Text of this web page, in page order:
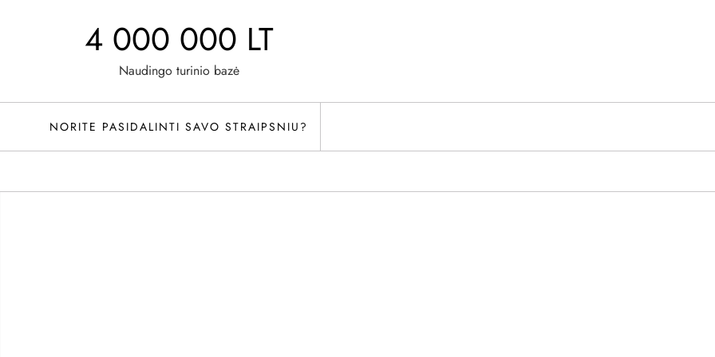
4 000 000 LT
Naudingo turinio bazė
NORITE PASIDALINTI SAVO STRAIPSNIU?